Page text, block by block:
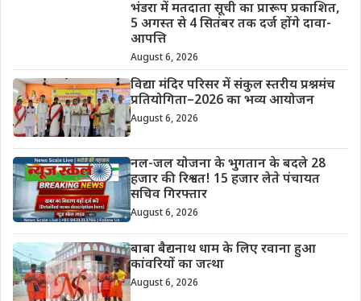
भंडरा में मतदाता सूची का प्रारूप प्रकाशित,
5 अगस्त से 4 सितंबर तक दर्ज होंगे दावा-
आपत्ति
August 6, 2026
विद्या मंदिर परिसर में संकुल स्तरीय प्रश्नमंच
प्रतियोगिता–2026 का भव्य आयोजन
August 6, 2026
नल-जल योजना के भुगतान के बदले 28
हजार की रिश्वत! 15 हजार लेते पंचायत
सचिव गिरफ्तार
August 6, 2026
बाबा बैद्यनाथ धाम के लिए रवाना हुआ
कांवरियों का जत्था
August 6, 2026